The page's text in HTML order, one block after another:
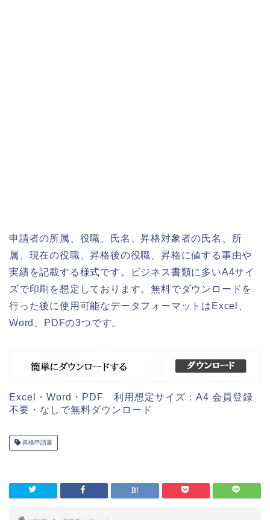
申請者の所属、役職、氏名、昇格対象者の氏名、所
属、現在の役職、昇格後の役職、昇格に値する事由や
実績を記載する様式です。ビジネス書類に多いA4サイ
ズで印刷を想定しております。無料でダウンロードを
行った後に使用可能なデータフォーマットはExcel、
Word、PDFの3つです。
Excel・Word・PDF 利用想定サイズ：A4 会員登録
不要・なしで無料ダウンロード
昇格申請書